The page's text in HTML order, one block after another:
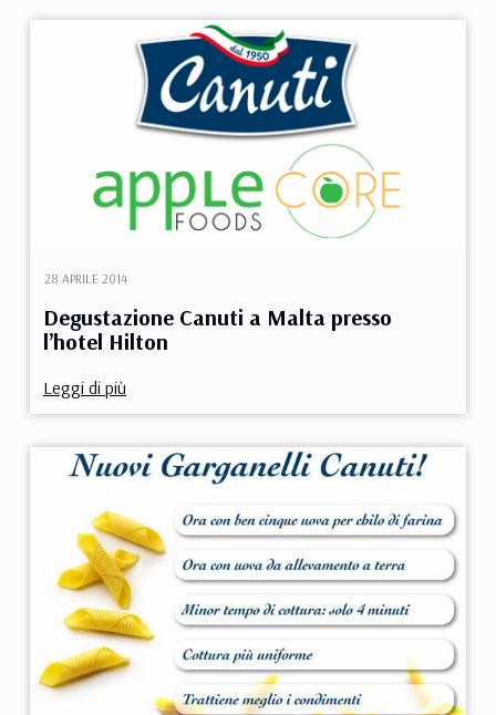
Degustazione Canuti a Malta presso
l’hotel Hilton
28 APRILE 2014
Leggi di più